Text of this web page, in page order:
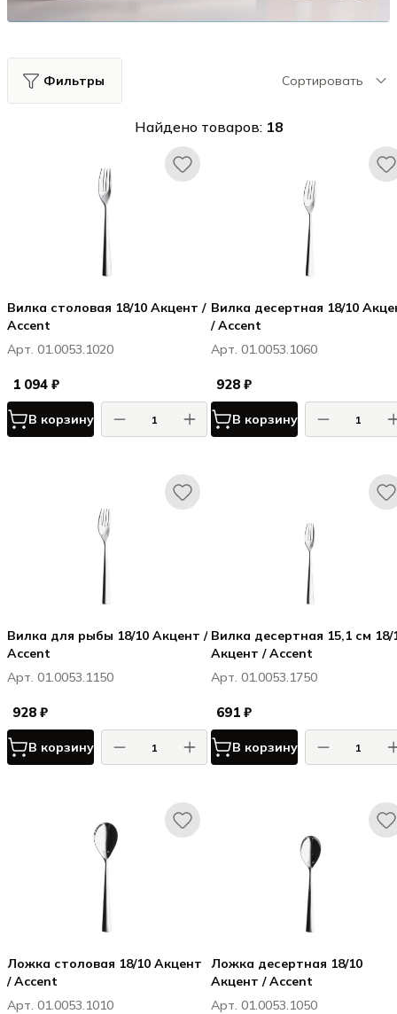
Фильтры Сортировать
Найдено товаров: 18
Вилка столовая 18/10 Акцент /
Accent
Арт. 01.0053.1020
1 094 ₽
В корзину
Вилка десертная 18/10
/ Accent
Арт. 01.0053.1060
928 ₽
В корзину
Вилка для рыбы 18/10 Акцент /
Accent
Арт. 01.0053.1150
928 ₽
В корзину
Вилка десертная 15,1 см 18/
Акцент / Accent
Арт. 01.0053.1750
691 ₽
В корзину
Ложка столовая 18/10 Акцент
/ Accent
Арт. 01.0053.1010
Ложка десертная 18/10
Акцент / Accent
Арт. 01.0053.1050